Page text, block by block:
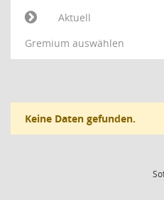
Aktuell
Gremium auswählen
Keine Daten gefunden.